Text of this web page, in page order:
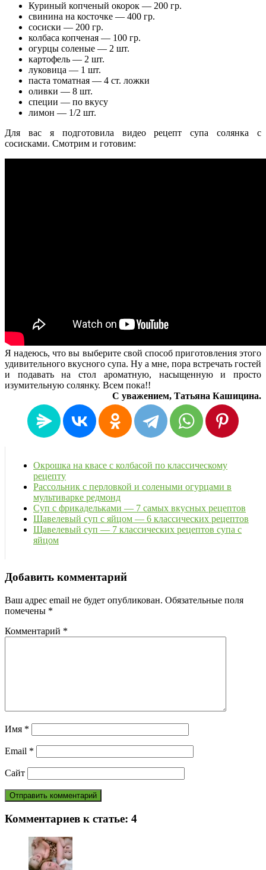
Куриный копченый окорок — 200 гр.
свинина на косточке — 400 гр.
сосиски — 200 гр.
колбаса копченая — 100 гр.
огурцы соленые — 2 шт.
картофель — 2 шт.
луковица — 1 шт.
паста томатная — 4 ст. ложки
оливки — 8 шт.
специи — по вкусу
лимон — 1/2 шт.
Для вас я подготовила видео рецепт супа солянка с
сосисками. Смотрим и готовим:
Я надеюсь, что вы выберите свой способ приготовления этого
удивительного вкусного супа. Ну а мне, пора встречать гостей
и подавать на стол ароматную, насыщенную и просто
изумительную солянку. Всем пока!!
С уважением, Татьяна Кашицина.
Окрошка на квасе с колбасой по классическому
рецепту
Рассольник с перловкой и солеными огурцами в
мультиварке редмонд
Суп с фрикадельками — 7 самых вкусных рецептов
Щавелевый суп с яйцом — 6 классических рецептов
Щавелевый суп — 7 классических рецептов супа с
яйцом
Добавить комментарий
Ваш адрес email не будет опубликован. Обязательные поля
помечены *
Комментарий *
Имя *
Email *
Сайт
Комментариев к статье: 4